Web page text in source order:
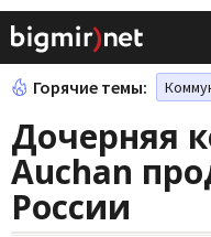
Горячие темы:
Дочерняя
Auchan
России